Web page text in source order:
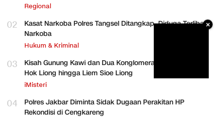
Regional
02
Kasat Narkoba Polres Tangsel Ditangkap, Diduga Terlibat
Narkoba
Hukum & Kriminal
03
Kisah Gunung Kawi dan Dua Konglomerat Indonesia Ong
Hok Liong hingga Liem Sioe Liong
iMisteri
04
Polres Jakbar Diminta Sidak Dugaan Perakitan HP
Rekondisi di Cengkareng
×